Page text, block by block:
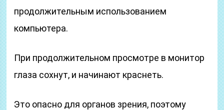
продолжительным использованием
компьютера.
При продолжительном просмотре в монитор
глаза сохнут, и начинают краснеть.
Это опасно для органов зрения, поэтому